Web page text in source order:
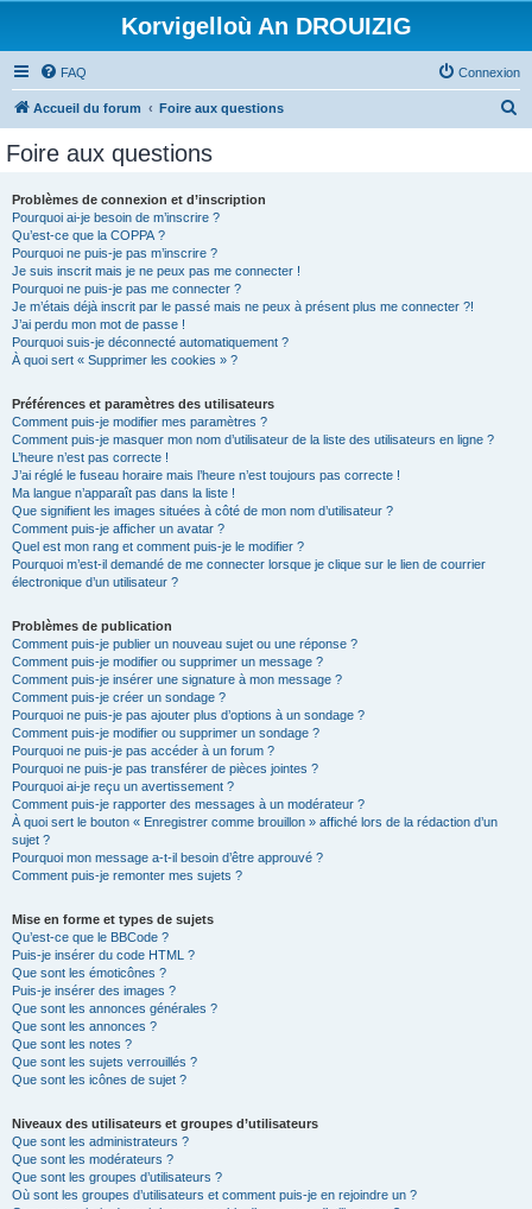
Korvigelloù An DROUIZIG
FAQ Connexion
Accueil du forum Foire aux questions
Foire aux questions
Problèmes de connexion et d’inscription
Pourquoi ai-je besoin de m’inscrire ?
Qu’est-ce que la COPPA ?
Pourquoi ne puis-je pas m’inscrire ?
Je suis inscrit mais je ne peux pas me connecter !
Pourquoi ne puis-je pas me connecter ?
Je m’étais déjà inscrit par le passé mais ne peux à présent plus me connecter ?!
J’ai perdu mon mot de passe !
Pourquoi suis-je déconnecté automatiquement ?
À quoi sert « Supprimer les cookies » ?
Préférences et paramètres des utilisateurs
Comment puis-je modifier mes paramètres ?
Comment puis-je masquer mon nom d’utilisateur de la liste des utilisateurs en ligne ?
L’heure n’est pas correcte !
J’ai réglé le fuseau horaire mais l’heure n’est toujours pas correcte !
Ma langue n’apparaît pas dans la liste !
Que signifient les images situées à côté de mon nom d’utilisateur ?
Comment puis-je afficher un avatar ?
Quel est mon rang et comment puis-je le modifier ?
Pourquoi m’est-il demandé de me connecter lorsque je clique sur le lien de courrier
électronique d’un utilisateur ?
Problèmes de publication
Comment puis-je publier un nouveau sujet ou une réponse ?
Comment puis-je modifier ou supprimer un message ?
Comment puis-je insérer une signature à mon message ?
Comment puis-je créer un sondage ?
Pourquoi ne puis-je pas ajouter plus d’options à un sondage ?
Comment puis-je modifier ou supprimer un sondage ?
Pourquoi ne puis-je pas accéder à un forum ?
Pourquoi ne puis-je pas transférer de pièces jointes ?
Pourquoi ai-je reçu un avertissement ?
Comment puis-je rapporter des messages à un modérateur ?
À quoi sert le bouton « Enregistrer comme brouillon » affiché lors de la rédaction d’un
sujet ?
Pourquoi mon message a-t-il besoin d’être approuvé ?
Comment puis-je remonter mes sujets ?
Mise en forme et types de sujets
Qu’est-ce que le BBCode ?
Puis-je insérer du code HTML ?
Que sont les émoticônes ?
Puis-je insérer des images ?
Que sont les annonces générales ?
Que sont les annonces ?
Que sont les notes ?
Que sont les sujets verrouillés ?
Que sont les icônes de sujet ?
Niveaux des utilisateurs et groupes d’utilisateurs
Que sont les administrateurs ?
Que sont les modérateurs ?
Que sont les groupes d’utilisateurs ?
Où sont les groupes d’utilisateurs et comment puis-je en rejoindre un ?